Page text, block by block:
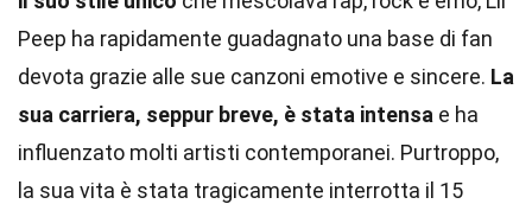
Peep ha rapidamente guadagnato una base di fan
devota grazie alle sue canzoni emotive e sincere. La
sua carriera, seppur breve, è stata intensa e ha
influenzato molti artisti contemporanei. Purtroppo,
la sua vita è stata tragicamente interrotta il 15